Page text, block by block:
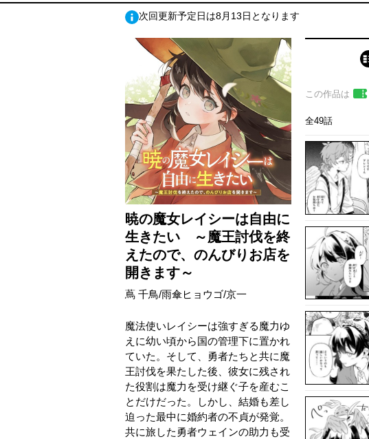
次回更新予定日は8月13日となります
暁の魔女レイシーは自由に
生きたい ～魔王討伐を終
えたので、のんびりお店を
開きます～
蔦 千鳥/雨傘ヒョウゴ/京一
魔法使いレイシーは強すぎる魔力ゆ
えに幼い頃から国の管理下に置かれ
ていた。そして、勇者たちと共に魔
王討伐を果たした後、彼女に残され
た役割は魔力を受け継ぐ子を産むこ
とだけだった。しかし、結婚も差し
迫った最中に婚約者の不貞が発覚。
共に旅した勇者ウェインの助力も受
この作品は
全49話